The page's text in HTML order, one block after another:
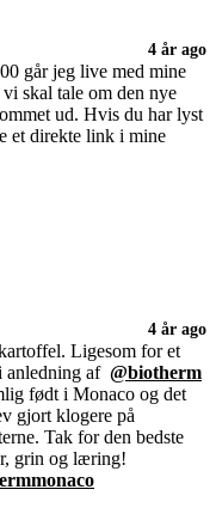
4 år ago
går jeg live med mine
skal tale om den nye
ud. Hvis du har lyst
et direkte link i mine
4 år ago
Ligesom for et
anledning af @biotherm
født i Monaco og det
gjort klogere på
Tak for den bedste
grin og læring!